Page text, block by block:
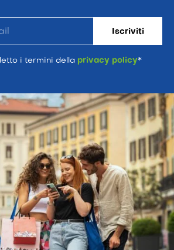
i termini della privacy policy*